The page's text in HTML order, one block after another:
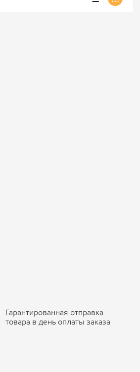
Гарантированная отправка
товара в день оплаты заказа